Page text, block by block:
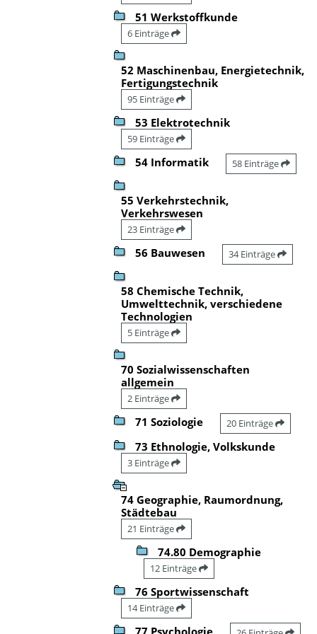
51 Werkstoffkunde
6 Einträge
52 Maschinenbau, Energietechnik,
Fertigungstechnik
95 Einträge
53 Elektrotechnik
59 Einträge
54 Informatik 58 Einträge
55 Verkehrstechnik,
Verkehrswesen
23 Einträge
56 Bauwesen 34 Einträge
58 Chemische Technik,
Umwelttechnik, verschiedene
Technologien
5 Einträge
70 Sozialwissenschaften
allgemein
2 Einträge
71 Soziologie 20 Einträge
73 Ethnologie, Volkskunde
3 Einträge
74 Geographie, Raumordnung,
Städtebau
21 Einträge
74.80 Demographie
12 Einträge
76 Sportwissenschaft
14 Einträge
77 Psychologie